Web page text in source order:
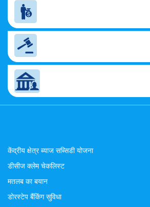
केंद्रीय क्षेत्र ब्याज सब्सिडी योजना
डीसीज क्लेम चेकलिस्ट
मतलब का बयान
डोरस्टेप बैंकिंग सुविधा